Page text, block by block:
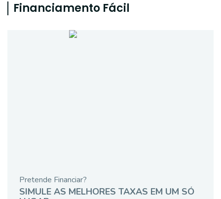
Financiamento Fácil
Pretende Financiar?
SIMULE AS MELHORES TAXAS EM UM SÓ